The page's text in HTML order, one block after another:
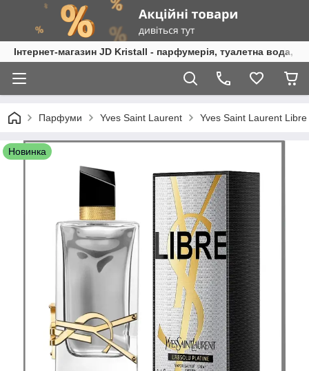
Інтернет-магазин JD Kristall - парфумерія, туалетна вода,
Парфуми Yves Saint Laurent Yves Saint Laurent
Новинка